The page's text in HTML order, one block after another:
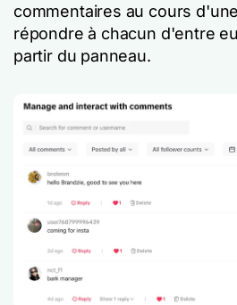
commentaires au cours
répondre à chacun d'entre
partir du panneau.